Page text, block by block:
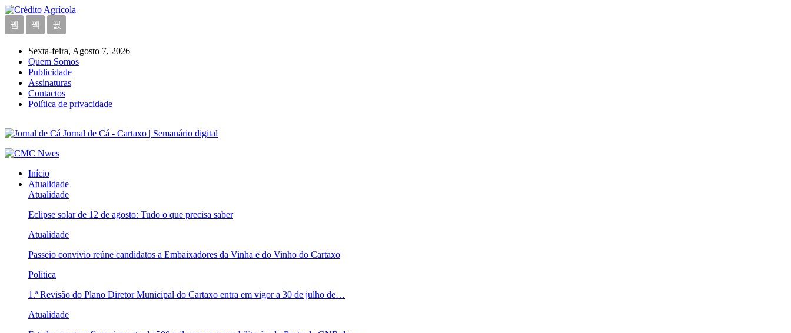
Sexta-feira, Agosto 7, 2026
Quem Somos
Publicidade
Assinaturas
Contactos
Política de privacidade
Jornal de Cá - Cartaxo | Semanário digital
Início
Atualidade
Atualidade
Eclipse solar de 12 de agosto: Tudo o que precisa saber
Atualidade
Passeio convívio reúne candidatos a Embaixadores da Vinha e do Vinho do Cartaxo
Política
1.ª Revisão do Plano Diretor Municipal do Cartaxo entra em vigor a 30 de julho de…
Atualidade